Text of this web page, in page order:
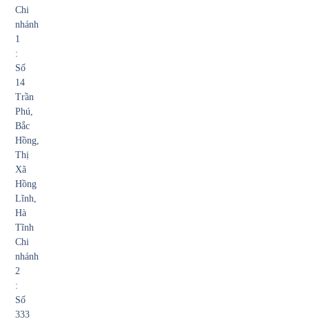
Chi
nhánh
1
:
Số
14
Trần
Phú,
Bắc
Hồng,
Thị
Xã
Hồng
Lĩnh,
Hà
Tĩnh
Chi
nhánh
2
:
Số
333